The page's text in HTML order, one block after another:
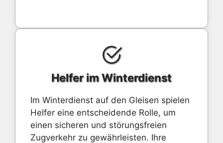
Helfer im Winterdienst
Im Winterdienst auf den Gleisen spielen
Helfer eine entscheidende Rolle, um
einen sicheren und störungsfreien
Zugverkehr zu gewährleisten. Ihre